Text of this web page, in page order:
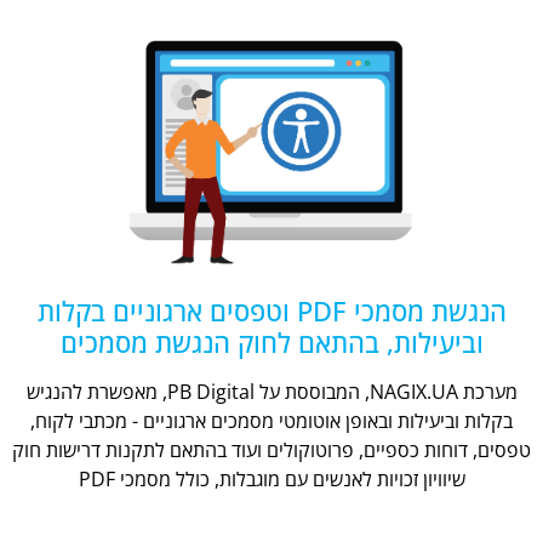
הנגשת מסמכי PDF וטפסים ארגוניים בקלות
וביעילות, בהתאם לחוק הנגשת מסמכים
מערכת NAGIX.UA, המבוססת על PB Digital, מאפשרת להנגיש
בקלות וביעילות ובאופן אוטומטי מסמכים ארגוניים - מכתבי לקוח,
טפסים, דוחות כספיים, פרוטוקולים ועוד בהתאם לתקנות דרישות חוק
שיוויון זכויות לאנשים עם מוגבלות, כולל מסמכי PDF